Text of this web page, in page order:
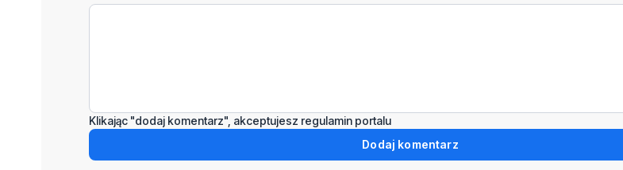
Klikając "dodaj komentarz", akceptujesz regulamin portalu
Dodaj komentarz